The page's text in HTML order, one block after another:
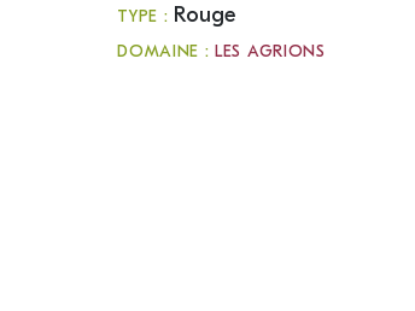
TYPE : Rouge
DOMAINE :LES AGRIONS